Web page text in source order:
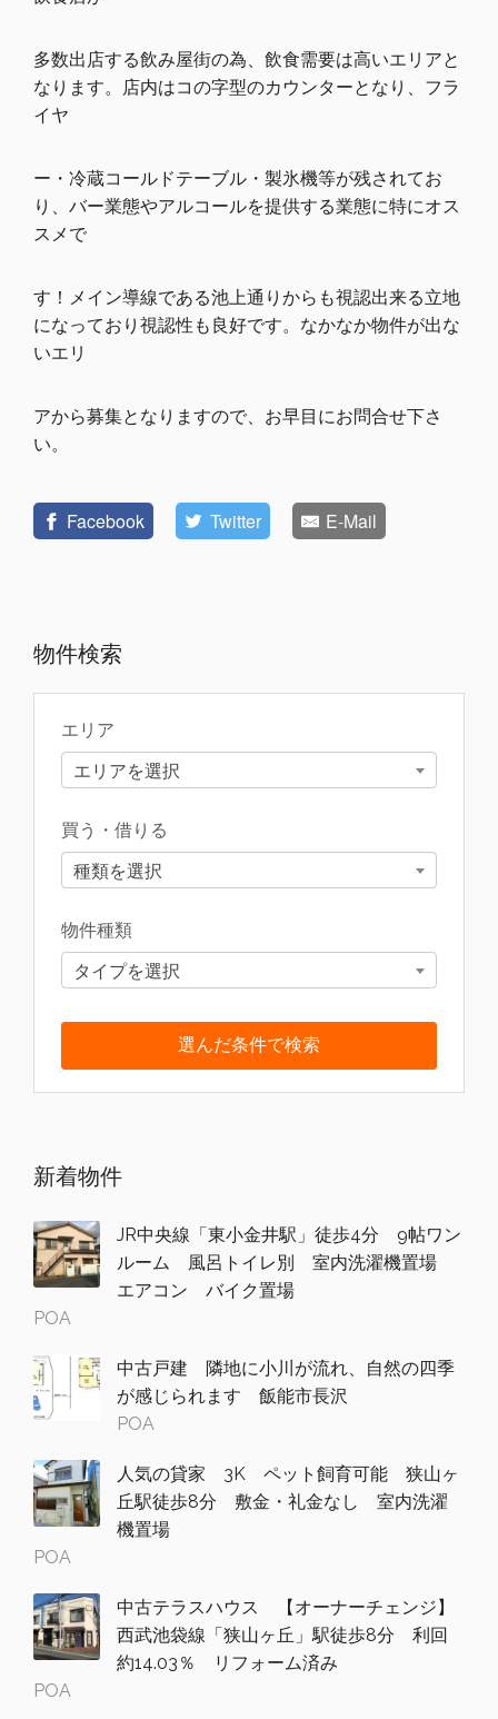
多数出店する飲み屋街の為、飲食需要は高いエリアと
なります。店内はコの字型のカウンターとなり、フラ
イヤ
ー・冷蔵コールドテーブル・製氷機等が残されてお
り、バー業態やアルコールを提供する業態に特にオス
スメで
す！メイン導線である池上通りからも視認出来る立地
になっており視認性も良好です。なかなか物件が出な
いエリ
アから募集となりますので、お早目にお問合せ下さ
い。
Facebook Twitter E-Mail
物件検索
エリア
エリアを選択
買う・借りる
種類を選択
物件種類
タイプを選択
新着物件
JR中央線「東小金井駅」徒歩4分 9帖ワン
ルーム 風呂トイレ別 室内洗濯機置場
エアコン バイク置場
POA
中古戸建 隣地に小川が流れ、自然の四季
が感じられます 飯能市長沢
POA
人気の貸家 3K ペット飼育可能 狭山ヶ
丘駅徒歩8分 敷金・礼金なし 室内洗濯
機置場
POA
中古テラスハウス 【オーナーチェンジ】
西武池袋線「狭山ヶ丘」駅徒歩8分 利回
約14.03％ リフォーム済み
POA